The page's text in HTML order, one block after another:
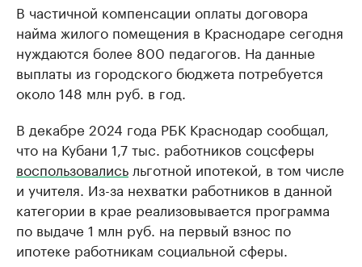
В частичной компенсации оплаты договора
найма жилого помещения в Краснодаре сегодня
нуждаются более 800 педагогов. На данные
выплаты из городского бюджета потребуется
около 148 млн руб. в год.
В декабре 2024 года РБК Краснодар сообщал,
что на Кубани 1,7 тыс. работников соцсферы
воспользовались льготной ипотекой, в том числе
и учителя. Из-за нехватки работников в данной
категории в крае реализовывается программа
по выдаче 1 млн руб. на первый взнос по
ипотеке работникам социальной сферы.